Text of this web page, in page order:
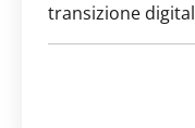
transizione